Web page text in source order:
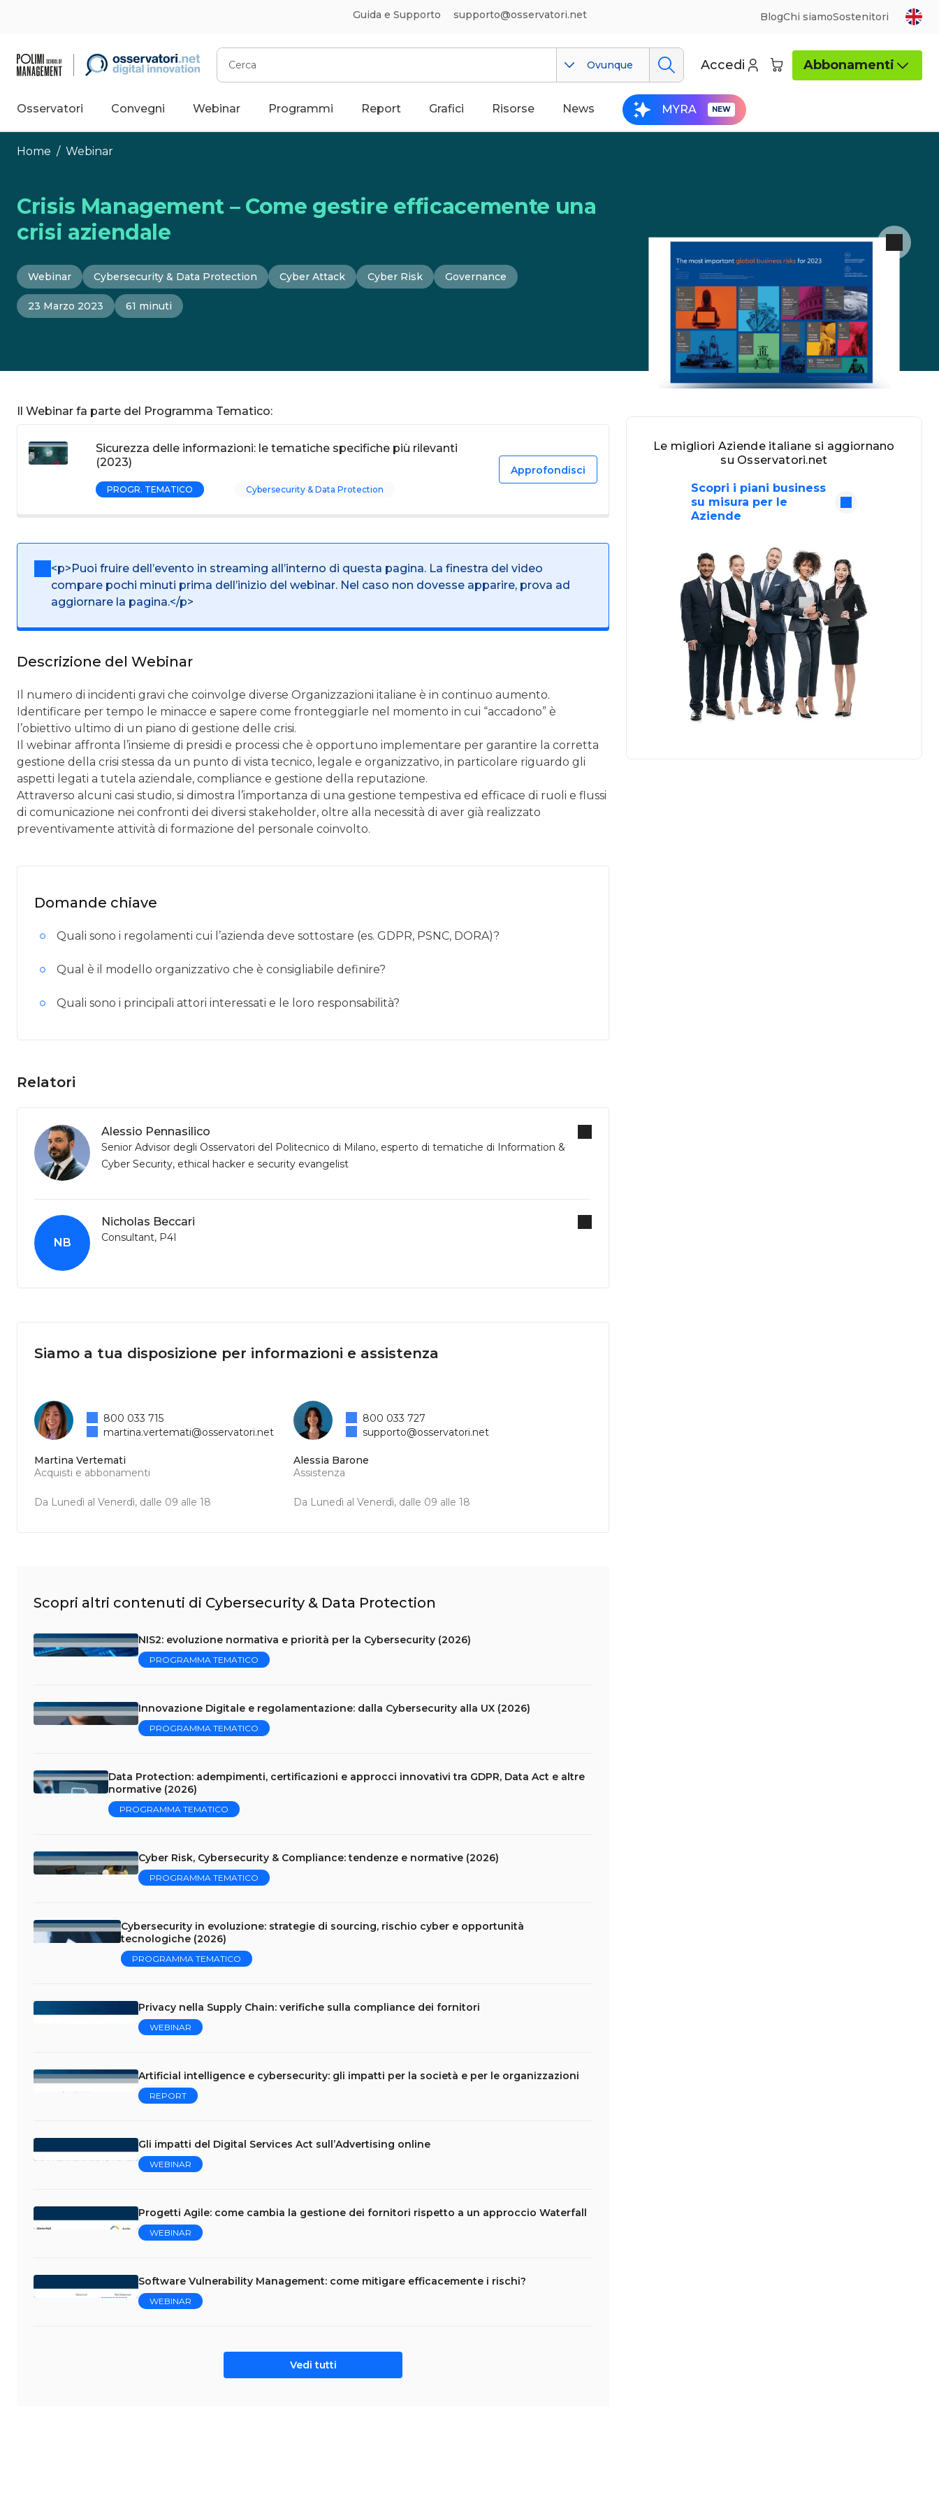
Guida e Supporto supporto@osservatori.net BlogChi siamoSostenitori
Cerca
Ovunque Accedi Abbonamenti
Osservatori Convegni Webinar Programmi Report Grafici Risorse News MYRA
Home / Webinar
Crisis Management – Come gestire efficacemente una
crisi aziendale
Webinar Cybersecurity & Data Protection Cyber Attack Cyber Risk Governance
23 Marzo 2023 61 minuti
Il Webinar fa parte del Programma Tematico:
Sicurezza delle informazioni: le tematiche specifiche più rilevanti
(2023)
PROGR. TEMATICO Cybersecurity & Data Protection
Approfondisci
<p>Puoi fruire dell’evento in streaming all’interno di questa pagina. La finestra del video
compare pochi minuti prima dell’inizio del webinar. Nel caso non dovesse apparire, prova ad
aggiornare la pagina.</p>
Descrizione del Webinar
Il numero di incidenti gravi che coinvolge diverse Organizzazioni italiane è in continuo aumento.
Identificare per tempo le minacce e sapere come fronteggiarle nel momento in cui “accadono” è
l’obiettivo ultimo di un piano di gestione delle crisi.
Il webinar affronta l’insieme di presidi e processi che è opportuno implementare per garantire la corretta
gestione della crisi stessa da un punto di vista tecnico, legale e organizzativo, in particolare riguardo gli
aspetti legati a tutela aziendale, compliance e gestione della reputazione.
Attraverso alcuni casi studio, si dimostra l’importanza di una gestione tempestiva ed efficace di ruoli e flussi
di comunicazione nei confronti dei diversi stakeholder, oltre alla necessità di aver già realizzato
preventivamente attività di formazione del personale coinvolto.
Domande chiave
Quali sono i regolamenti cui l’azienda deve sottostare (es. GDPR, PSNC, DORA)?
Qual è il modello organizzativo che è consigliabile definire?
Quali sono i principali attori interessati e le loro responsabilità?
Relatori
Alessio Pennasilico
Senior Advisor degli Osservatori del Politecnico di Milano, esperto di tematiche di Information &
Cyber Security, ethical hacker e security evangelist
NB
Nicholas Beccari
Consultant, P4I
Siamo a tua disposizione per informazioni e assistenza
Martina Vertemati
Acquisti e abbonamenti
Da Lunedì al Venerdì, dalle 09 alle 18
800 033 715
martina.vertemati@osservatori.net
Alessia Barone
Assistenza
Da Lunedì al Venerdì, dalle 09 alle 18
800 033 727
supporto@osservatori.net
Scopri altri contenuti di Cybersecurity & Data Protection
NIS2: evoluzione normativa e priorità per la Cybersecurity (2026)
PROGRAMMA TEMATICO
Innovazione Digitale e regolamentazione: dalla Cybersecurity alla UX (2026)
PROGRAMMA TEMATICO
Data Protection: adempimenti, certificazioni e approcci innovativi tra GDPR, Data Act e altre
normative (2026)
PROGRAMMA TEMATICO
Cyber Risk, Cybersecurity & Compliance: tendenze e normative (2026)
PROGRAMMA TEMATICO
Cybersecurity in evoluzione: strategie di sourcing, rischio cyber e opportunità
tecnologiche (2026)
PROGRAMMA TEMATICO
Privacy nella Supply Chain: verifiche sulla compliance dei fornitori
WEBINAR
Artificial intelligence e cybersecurity: gli impatti per la società e per le organizzazioni
REPORT
Gli impatti del Digital Services Act sull’Advertising online
WEBINAR
Progetti Agile: come cambia la gestione dei fornitori rispetto a un approccio Waterfall
WEBINAR
Software Vulnerability Management: come mitigare efficacemente i rischi?
WEBINAR
Vedi tutti
Le migliori Aziende italiane si aggiornano
su Osservatori.net
Scopri i piani business
su misura per le
Aziende